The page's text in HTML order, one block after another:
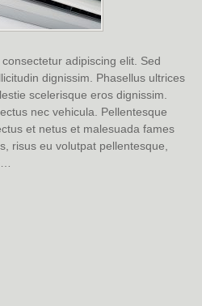
adipiscing elit. Sed
dignissim. Phasellus ultrices
scelerisque eros dignissim.
nec vehicula. Pellentesque
et netus et malesuada fames
risus eu volutpat pellentesque,